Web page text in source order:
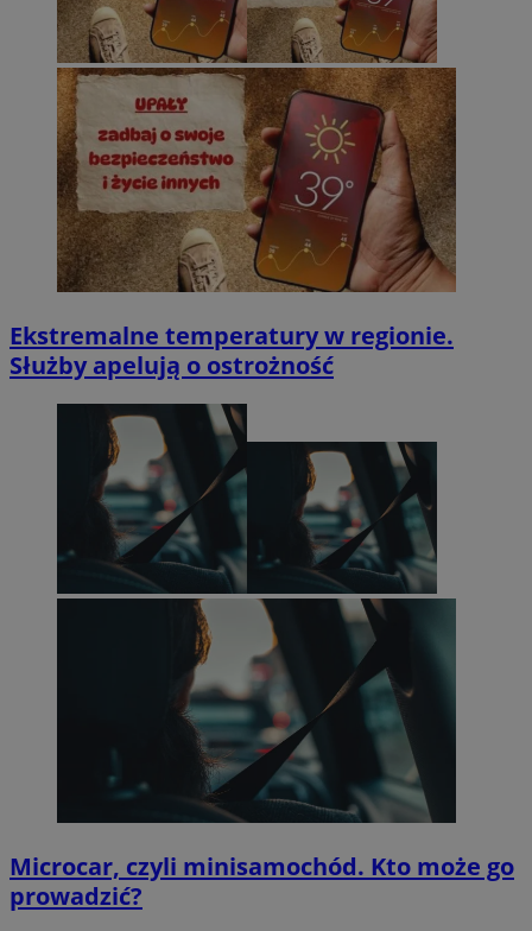
Ekstremalne temperatury w regionie.
Służby apelują o ostrożność
Microcar, czyli minisamochód. Kto może go
prowadzić?